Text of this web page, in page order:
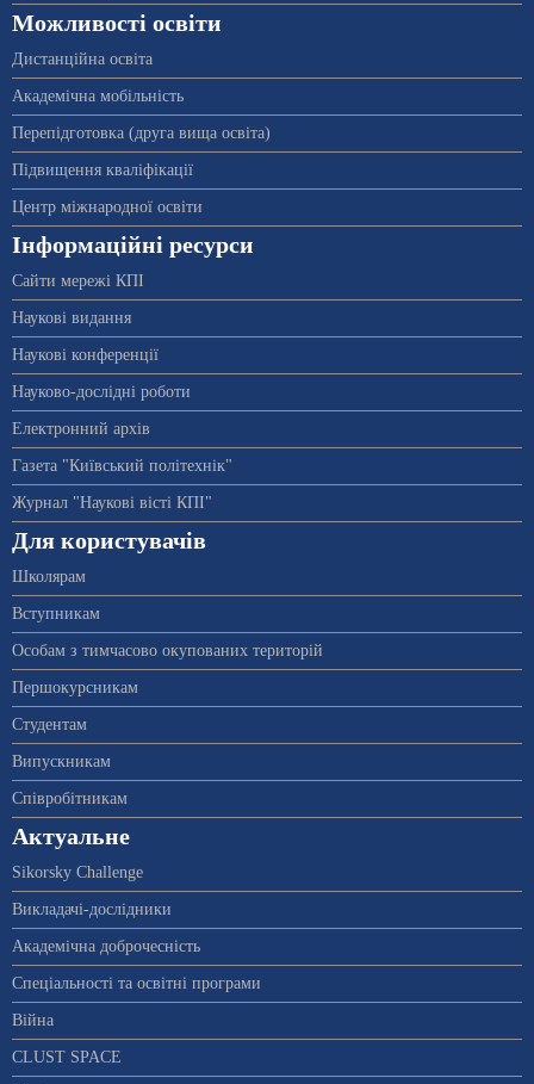
Можливості освіти
Дистанційна освіта
Академічна мобільність
Перепідготовка (друга вища освіта)
Підвищення кваліфікації
Центр міжнародної освіти
Інформаційні ресурси
Сайти мережі КПІ
Наукові видання
Наукові конференції
Науково-дослідні роботи
Електронний архів
Газета "Київський політехнік"
Журнал "Наукові вісті КПІ"
Для користувачів
Школярам
Вступникам
Особам з тимчасово окупованих територій
Першокурсникам
Студентам
Випускникам
Співробітникам
Актуальне
Sikorsky Challenge
Викладачі-дослідники
Академічна доброчесність
Спеціальності та освітні програми
Війна
CLUST SPACE